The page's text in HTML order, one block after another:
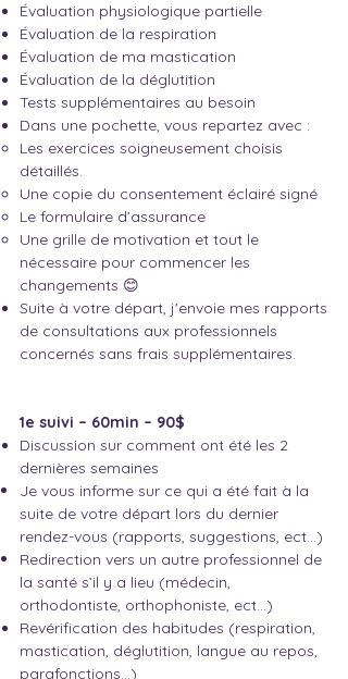
Évaluation physiologique partielle
Évaluation de la respiration
Évaluation de ma mastication
Évaluation de la déglutition
Tests supplémentaires au besoin
Dans une pochette, vous repartez avec :
Les exercices soigneusement choisis
détaillés.
Une copie du consentement éclairé signé
Le formulaire d’assurance
Une grille de motivation et tout le
nécessaire pour commencer les
changements 😊
Suite à votre départ, j'envoie mes rapports
de consultations aux professionnels
concernés sans frais supplémentaires.
1e suivi – 60min – 90$
Discussion sur comment ont été les 2
dernières semaines
Je vous informe sur ce qui a été fait à la
suite de votre départ lors du dernier
rendez-vous (rapports, suggestions, ect…)
Redirection vers un autre professionnel de
la santé s’il y a lieu (médecin,
orthodontiste, orthophoniste, ect…)
Revérification des habitudes (respiration,
mastication, déglutition, langue au repos,
parafonctions…)